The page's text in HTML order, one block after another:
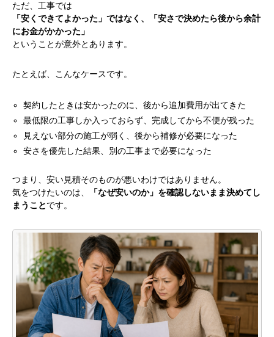
ただ、工事では
「安くできてよかった」ではなく、「安さで決めたら後から余計
にお金がかかった」
ということが意外とあります。
たとえば、こんなケースです。
契約したときは安かったのに、後から追加費用が出てきた
最低限の工事しか入っておらず、完成してから不便が残った
見えない部分の施工が弱く、後から補修が必要になった
安さを優先した結果、別の工事まで必要になった
つまり、安い見積そのものが悪いわけではありません。
気をつけたいのは、
「なぜ安いのか」を確認しないまま決めてし
まうこと です。